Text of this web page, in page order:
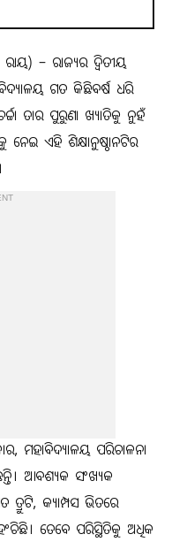
– ରାଜ୍ୟର ଦ୍ୱିତୀୟ
ଗତ କିଛିବର୍ଷ ଧରି
ତାର ପୁରୁଣା ଖ୍ୟାତିକୁ ନୁହଁ
ଏହି ଶିକ୍ଷାନୁଷ୍ଠାନଟିର
ମହାବିଦ୍ୟାଳୟ ପରିଚାଳନା
ଆବଶ୍ୟକ ସଂଖ୍ୟକ
ତ୍ରୁଟି, କ୍ୟାମ୍ପସ ଭିତରେ
ତେବେ ପରିସ୍ଥିତିକୁ ଅଧିକ